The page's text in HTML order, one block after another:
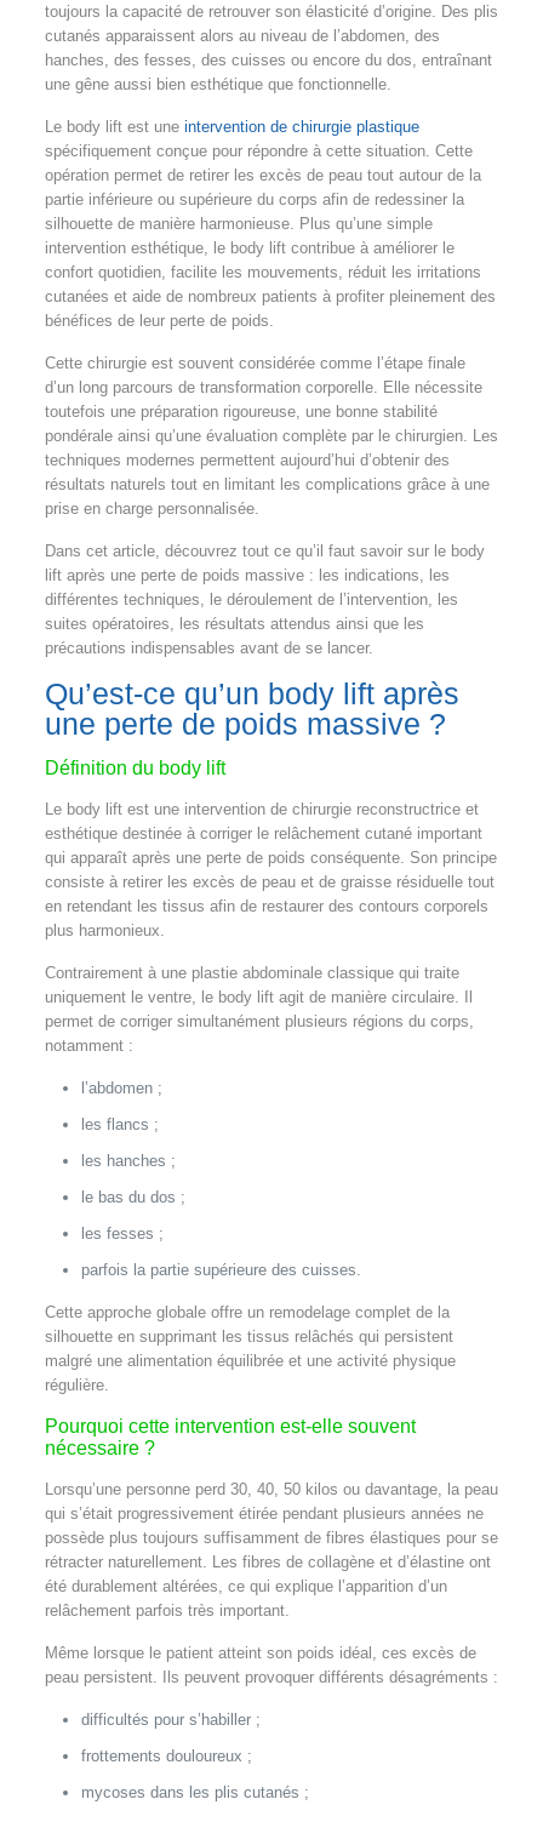
toujours la capacité de retrouver son élasticité d’origine. Des plis
cutanés apparaissent alors au niveau de l’abdomen, des
hanches, des fesses, des cuisses ou encore du dos, entraînant
une gêne aussi bien esthétique que fonctionnelle.
Le body lift est une intervention de chirurgie plastique
spécifiquement conçue pour répondre à cette situation. Cette
opération permet de retirer les excès de peau tout autour de la
partie inférieure ou supérieure du corps afin de redessiner la
silhouette de manière harmonieuse. Plus qu’une simple
intervention esthétique, le body lift contribue à améliorer le
confort quotidien, facilite les mouvements, réduit les irritations
cutanées et aide de nombreux patients à profiter pleinement des
bénéfices de leur perte de poids.
Cette chirurgie est souvent considérée comme l’étape finale
d’un long parcours de transformation corporelle. Elle nécessite
toutefois une préparation rigoureuse, une bonne stabilité
pondérale ainsi qu’une évaluation complète par le chirurgien. Les
techniques modernes permettent aujourd’hui d’obtenir des
résultats naturels tout en limitant les complications grâce à une
prise en charge personnalisée.
Dans cet article, découvrez tout ce qu’il faut savoir sur le body
lift après une perte de poids massive : les indications, les
différentes techniques, le déroulement de l’intervention, les
suites opératoires, les résultats attendus ainsi que les
précautions indispensables avant de se lancer.
Qu’est-ce qu’un body lift après
une perte de poids massive ?
Définition du body lift
Le body lift est une intervention de chirurgie reconstructrice et
esthétique destinée à corriger le relâchement cutané important
qui apparaît après une perte de poids conséquente. Son principe
consiste à retirer les excès de peau et de graisse résiduelle tout
en retendant les tissus afin de restaurer des contours corporels
plus harmonieux.
Contrairement à une plastie abdominale classique qui traite
uniquement le ventre, le body lift agit de manière circulaire. Il
permet de corriger simultanément plusieurs régions du corps,
notamment :
l’abdomen ;
les flancs ;
les hanches ;
le bas du dos ;
les fesses ;
parfois la partie supérieure des cuisses.
Cette approche globale offre un remodelage complet de la
silhouette en supprimant les tissus relâchés qui persistent
malgré une alimentation équilibrée et une activité physique
régulière.
Pourquoi cette intervention est-elle souvent
nécessaire ?
Lorsqu’une personne perd 30, 40, 50 kilos ou davantage, la peau
qui s’était progressivement étirée pendant plusieurs années ne
possède plus toujours suffisamment de fibres élastiques pour se
rétracter naturellement. Les fibres de collagène et d’élastine ont
été durablement altérées, ce qui explique l’apparition d’un
relâchement parfois très important.
Même lorsque le patient atteint son poids idéal, ces excès de
peau persistent. Ils peuvent provoquer différents désagréments :
difficultés pour s’habiller ;
frottements douloureux ;
mycoses dans les plis cutanés ;